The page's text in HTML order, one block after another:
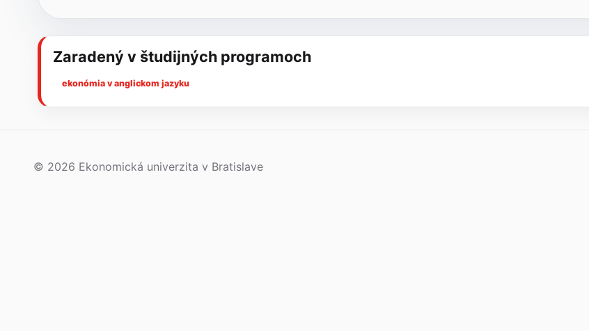
Zaradený v študijných programoch
ekonómia v anglickom jazyku
© 2026 Ekonomická univerzita v Bratislave